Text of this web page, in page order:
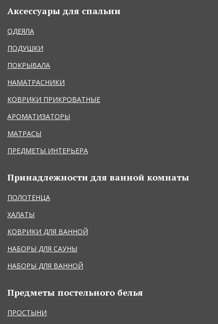
Аксессуары для спальни
ОДЕЯЛА
ПОДУШКИ
ПОКРЫВАЛА
НАМАТРАСНИКИ
КОВРИКИ ПРИКРОВАТНЫЕ
АРОМАТИЗАТОРЫ
МАТРАСЫ
ПРЕДМЕТЫ ИНТЕРЬЕРА
Принадлежности для ванной комнаты
ПОЛОТЕНЦА
ХАЛАТЫ
КОВРИКИ ДЛЯ ВАННОЙ
НАБОРЫ ДЛЯ САУНЫ
НАБОРЫ ДЛЯ ВАННОЙ
Предметы постельного белья
ПРОСТЫНИ